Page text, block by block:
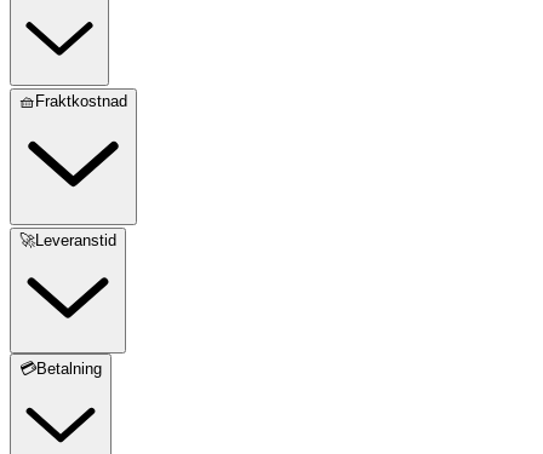
🧺Fraktkostnad
🚀Leveranstid
💳Betalning